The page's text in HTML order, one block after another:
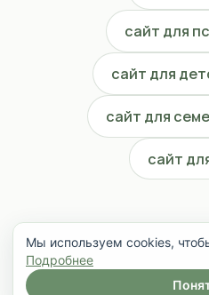
сайт для
сайт для
сайт для
сайт
Мы используем cookies,
Подробнее